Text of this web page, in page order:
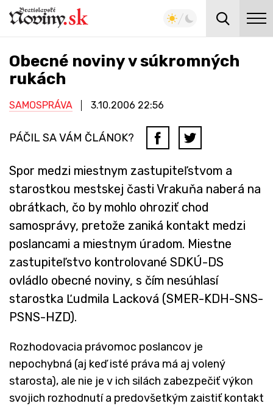
Obecné noviny v súkromných
rukách
SAMOSPRÁVA 3.10.2006 22:56
PÁČIL SA VÁM ČLÁNOK?
Spor medzi miestnym zastupiteľstvom a
starostkou mestskej časti Vrakuňa naberá na
obrátkach, čo by mohlo ohroziť chod
samosprávy, pretože zaniká kontakt medzi
poslancami a miestnym úradom. Miestne
zastupiteľstvo kontrolované SDKÚ-DS
ovládlo obecné noviny, s čím nesúhlasí
starostka Ľudmila Lacková (SMER-KDH-SNS-
PSNS-HZD).
Rozhodovacia právomoc poslancov je
nepochybná (aj keď isté práva má aj volený
starosta), ale nie je v ich silách zabezpečiť výkon
svojich rozhodnutí a predovšetkým zaistiť kontakt